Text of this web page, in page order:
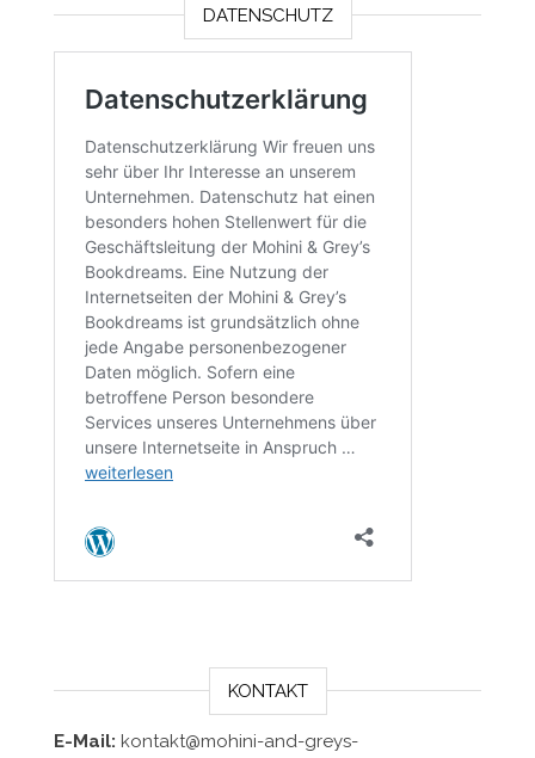
DATENSCHUTZ
KONTAKT
E-Mail: kontakt@mohini-and-greys-